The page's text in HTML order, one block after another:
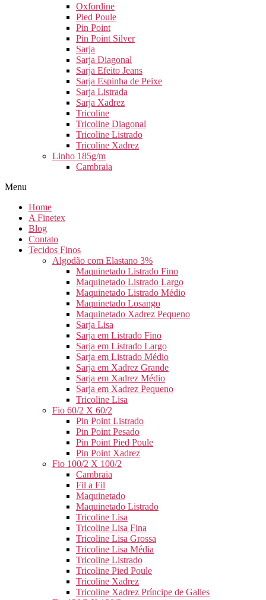
Oxfordine
Pied Poule
Pin Point
Pin Point Silver
Sarja
Sarja Diagonal
Sarja Efeito Jeans
Sarja Espinha de Peixe
Sarja Listrada
Sarja Xadrez
Tricoline
Tricoline Diagonal
Tricoline Listrado
Tricoline Xadrez
Linho 185g/m
Cambraia
Menu
Home
A Finetex
Blog
Contato
Tecidos Finos
Algodão com Elastano 3%
Maquinetado Listrado Fino
Maquinetado Listrado Largo
Maquinetado Listrado Médio
Maquinetado Losango
Maquinetado Xadrez Pequeno
Sarja Lisa
Sarja em Listrado Fino
Sarja em Listrado Largo
Sarja em Listrado Médio
Sarja em Xadrez Grande
Sarja em Xadrez Médio
Sarja em Xadrez Pequeno
Tricoline Lisa
Fio 60/2 X 60/2
Pin Point Listrado
Pin Point Pesado
Pin Point Pied Poule
Pin Point Xadrez
Fio 100/2 X 100/2
Cambraia
Fil a Fil
Maquinetado
Maquinetado Listrado
Tricoline Lisa
Tricoline Lisa Fina
Tricoline Lisa Grossa
Tricoline Lisa Média
Tricoline Listrado
Tricoline Pied Poule
Tricoline Xadrez
Tricoline Xadrez Príncipe de Galles